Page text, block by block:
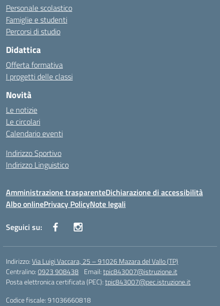
Personale scolastico
Famiglie e studenti
Percorsi di studio
Didattica
Offerta formativa
I progetti delle classi
Novità
Le notizie
Le circolari
Calendario eventi
Indirizzo Sportivo
Indirizzo Linguistico
Amministrazione trasparenteDichiarazione di accessibilità
Albo onlinePrivacy PolicyNote legali
Seguici su:
Indirizzo:Via Luigi Vaccara, 25 – 91026 Mazara del Vallo (TP)
Centralino:0923 908438 Email:tpic843007@istruzione.it
Posta elettronica certificata (PEC):tpic843007@pec.istruzione.it
Codice fiscale: 91036660818